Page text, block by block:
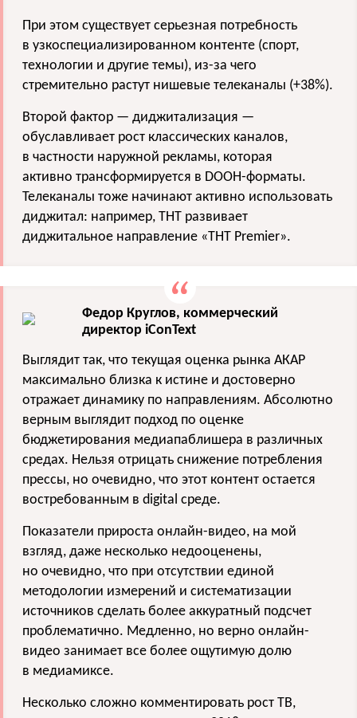
При этом существует серьезная потребность
в узкоспециализированном контенте (спорт,
технологии и другие темы), из-за чего
стремительно растут нишевые телеканалы (+38%).
Второй фактор — диджитализация —
обуславливает рост классических каналов,
в частности наружной рекламы, которая
активно трансформируется в DOOH-форматы.
Телеканалы тоже начинают активно использовать
диджитал: например, ТНТ развивает
диджитальное направление «ТНТ Premier».
Федор Круглов, коммерческий
директор iConText
Выглядит так, что текущая оценка рынка АКАР
максимально близка к истине и достоверно
отражает динамику по направлениям. Абсолютно
верным выглядит подход по оценке
бюджетирования медиапаблишера в различных
средах. Нельзя отрицать снижение потребления
прессы, но очевидно, что этот контент остается
востребованным в digital среде.
Показатели прироста онлайн-видео, на мой
взгляд, даже несколько недооценены,
но очевидно, что при отсутствии единой
методологии измерений и систематизации
источников сделать более аккуратный подсчет
проблематично. Медленно, но верно онлайн-
видео занимает все более ощутимую долю
в медиамиксе.
Несколько сложно комментировать рост ТВ,